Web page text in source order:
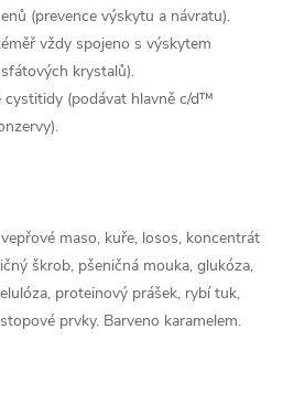
(prevence výskytu a návratu).
vždy spojeno s výskytem
krystalů).
(podávat hlavně c/d™
maso, kuře, losos, koncentrát
škrob, pšeničná mouka, glukóza,
proteinový prášek, rybí tuk,
prvky. Barveno karamelem.